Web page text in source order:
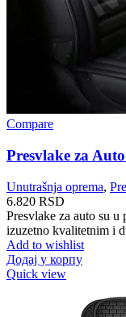
Compare
Presvlake za
Unutrašnja oprema,
6.820 RSD
Presvlake za auto su u
izuzetno kvalitetnim i
Add to wishlist
Додај у корпу
Quick view